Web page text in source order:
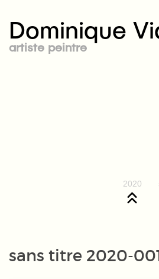
Dominique
artiste peintre
2020
sans titre 2020-